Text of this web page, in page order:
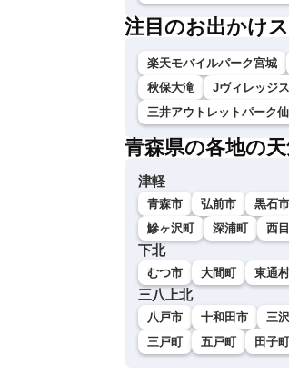
注目のお出かけ
楽天モバイルパーク宮城
秋保大滝
Jヴィレッジ
三井アウトレットパーク
青森県の各地の
津軽
青森市 弘前市 黒石市
鰺ヶ沢町
深浦町 西
下北
むつ市 大間町 東通村
三八上北
八戸市 十和田市 三
三戸町
五戸町 田子町